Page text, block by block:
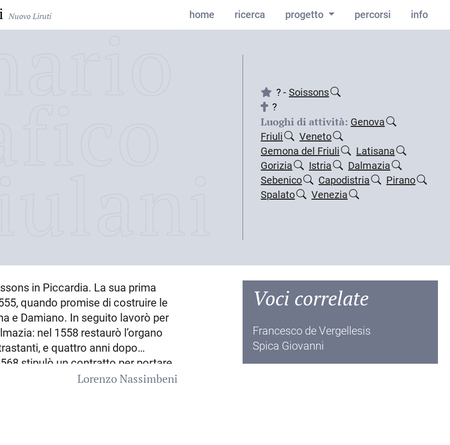
Nuovo Liruti home ricerca progetto percorsi info
? - Soissons
?
Luoghi di attività: Genova
Friuli
Veneto
Gemona del Friuli
Latisana
Gorizia
Istria
Dalmazia
Sebenico
Capodistria
Pirano
Spalato
Venezia
in Piccardia. La sua prima
quando promise di costruire le
e Damiano. In seguito lavorò per
nel 1558 restaurò l’organo
e quattro anni dopo
stipulò un contratto per portare
il nuovo organo per il duomo
due secoli. Documentata è la sua
Lorenzo Nassimbeni
Voci correlate
Francesco de Vergellesis
Spica Giovanni